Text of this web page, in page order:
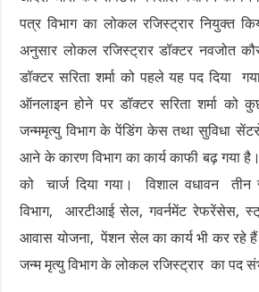
पत्र विभाग का लोकल रजिस्ट्रार नियुक्त
अनुसार लोकल रजिस्ट्रार डॉक्टर नवजोत
डॉक्टर सरिता शर्मा को पहले यह पद दिया
ऑनलाइन होने पर डॉक्टर सरिता शर्मा को
जन्ममृत्यु विभाग के पेंडिंग केस तथा सुविधा
आने के कारण विभाग का कार्य काफी बढ़ गया
को चार्ज दिया गया। विशाल वधावन तीन
विभाग, आरटीआई सेल, गवर्नमेंट रेफरेंसेस,
आवास योजना, पेंशन सेल का कार्य भी कर रहे
जन्म मृत्यु विभाग के लोकल रजिस्ट्रार का पद